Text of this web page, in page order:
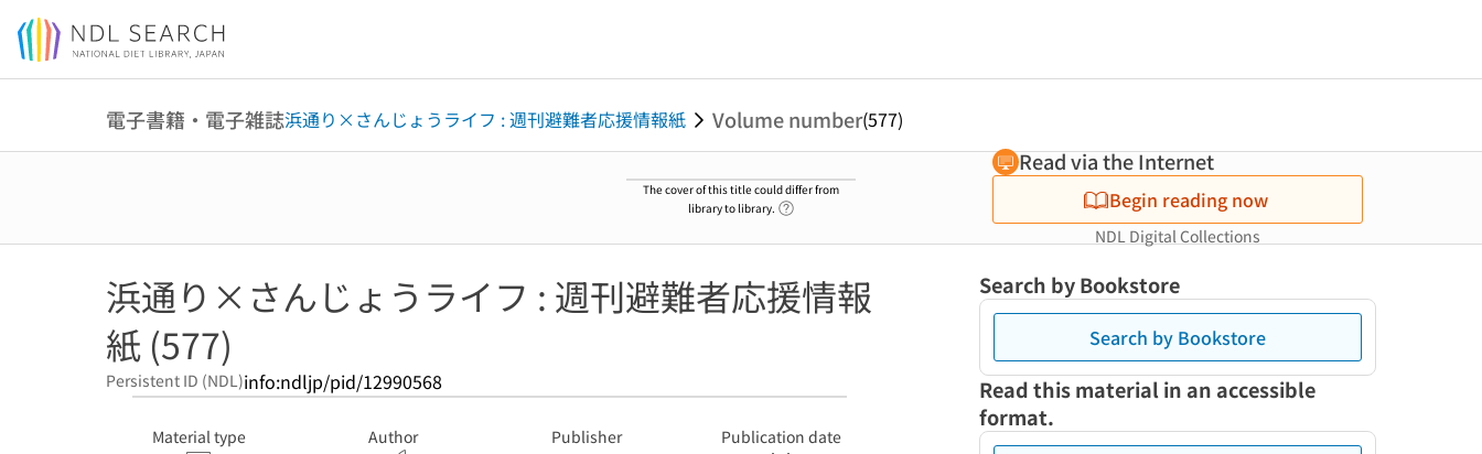
Jump to main content
電子書籍・電子雑誌浜通り×さんじょうライフ : 週刊避難者応援情報紙 Volume number(577)
The cover of this title could differ from
library to library.
Read via the Internet
Begin reading now
NDL Digital Collections
浜通り×さんじょうライフ : 週刊避難者応援情報
紙 (577)
Persistent ID (NDL)info:ndljp/pid/12990568
Material type Author Publisher Publication date
Search by Bookstore
Search by Bookstore
Read this material in an accessible
format.